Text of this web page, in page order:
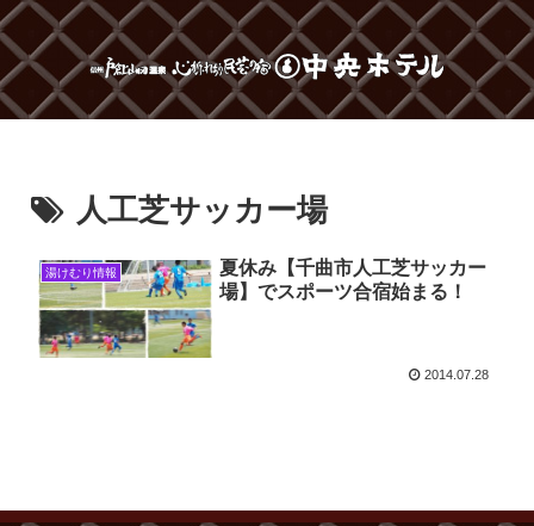
人工芝サッカー場
湯けむり情報
夏休み【千曲市人工芝サッカー
場】でスポーツ合宿始まる！
2014.07.28